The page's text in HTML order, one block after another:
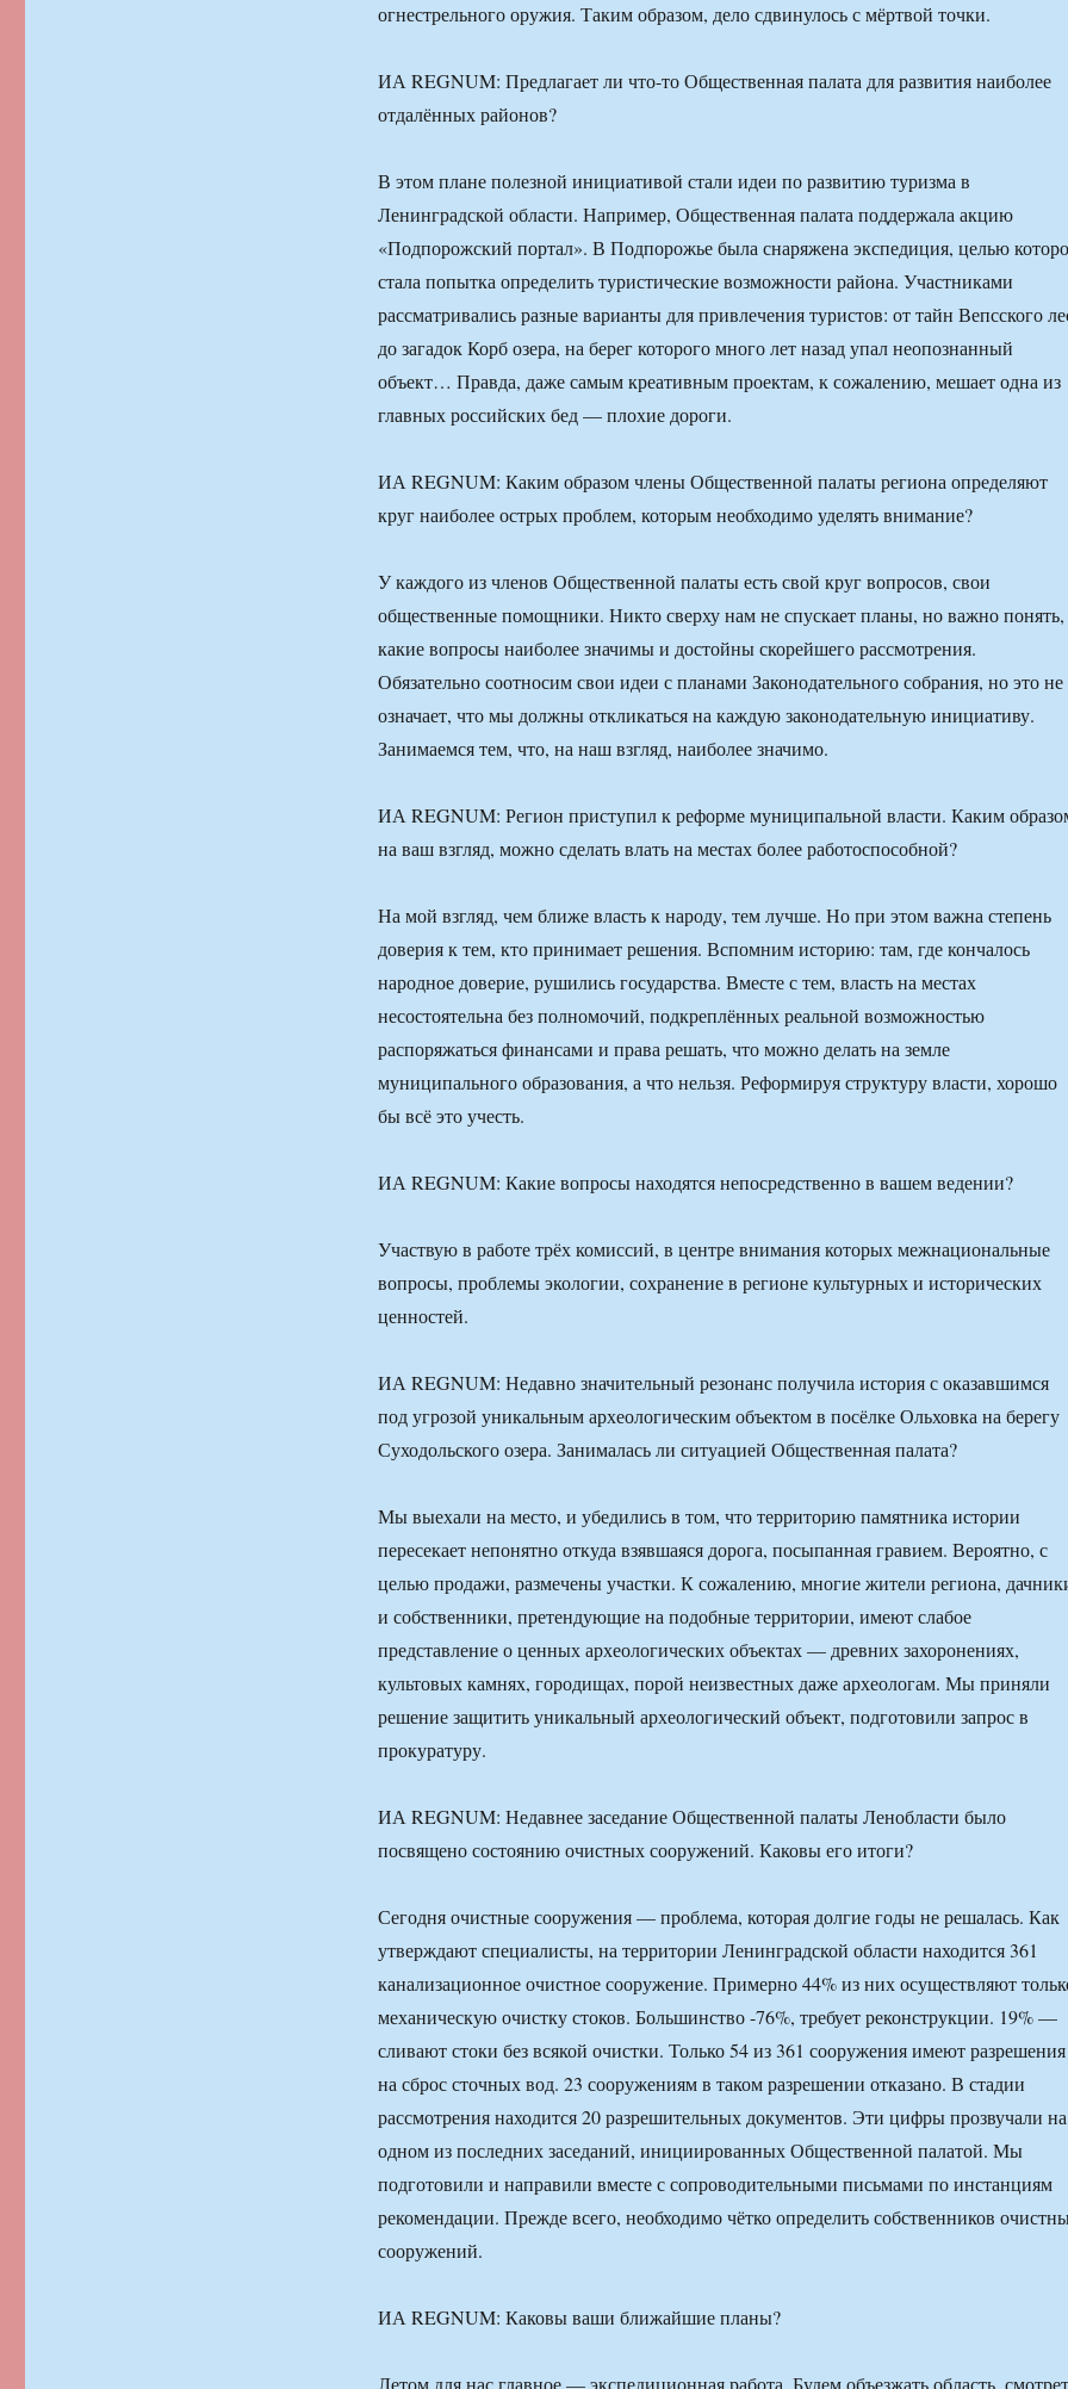
огнестрельного оружия. Таким образом, дело сдвинулось с мёртвой точки.
ИА REGNUM: Предлагает ли что-то Общественная палата для развития наиболее
отдалённых районов?
В этом плане полезной инициативой стали идеи по развитию туризма в
Ленинградской области. Например, Общественная палата поддержала акцию
«Подпорожский портал». В Подпорожье была снаряжена экспедиция, целью
стала попытка определить туристические возможности района. Участниками
рассматривались разные варианты для привлечения туристов: от тайн Вепсского
до загадок Корб озера, на берег которого много лет назад упал неопознанный
объект… Правда, даже самым креативным проектам, к сожалению, мешает одна из
главных российских бед — плохие дороги.
ИА REGNUM: Каким образом члены Общественной палаты региона определяют
круг наиболее острых проблем, которым необходимо уделять внимание?
У каждого из членов Общественной палаты есть свой круг вопросов, свои
общественные помощники. Никто сверху нам не спускает планы, но важно понять,
какие вопросы наиболее значимы и достойны скорейшего рассмотрения.
Обязательно соотносим свои идеи с планами Законодательного собрания, но это не
означает, что мы должны откликаться на каждую законодательную инициативу.
Занимаемся тем, что, на наш взгляд, наиболее значимо.
ИА REGNUM: Регион приступил к реформе муниципальной власти. Каким
на ваш взгляд, можно сделать влать на местах более работоспособной?
На мой взгляд, чем ближе власть к народу, тем лучше. Но при этом важна степень
доверия к тем, кто принимает решения. Вспомним историю: там, где кончалось
народное доверие, рушились государства. Вместе с тем, власть на местах
несостоятельна без полномочий, подкреплённых реальной возможностью
распоряжаться финансами и права решать, что можно делать на земле
муниципального образования, а что нельзя. Реформируя структуру власти, хорошо
бы всё это учесть.
ИА REGNUM: Какие вопросы находятся непосредственно в вашем ведении?
Участвую в работе трёх комиссий, в центре внимания которых межнациональные
вопросы, проблемы экологии, сохранение в регионе культурных и исторических
ценностей.
ИА REGNUM: Недавно значительный резонанс получила история с оказавшимся
под угрозой уникальным археологическим объектом в посёлке Ольховка на берегу
Суходольского озера. Занималась ли ситуацией Общественная палата?
Мы выехали на место, и убедились в том, что территорию памятника истории
пересекает непонятно откуда взявшаяся дорога, посыпанная гравием. Вероятно, с
целью продажи, размечены участки. К сожалению, многие жители региона,
и собственники, претендующие на подобные территории, имеют слабое
представление о ценных археологических объектах — древних захоронениях,
культовых камнях, городищах, порой неизвестных даже археологам. Мы приняли
решение защитить уникальный археологический объект, подготовили запрос в
прокуратуру.
ИА REGNUM: Недавнее заседание Общественной палаты Ленобласти было
посвящено состоянию очистных сооружений. Каковы его итоги?
Сегодня очистные сооружения — проблема, которая долгие годы не решалась. Как
утверждают специалисты, на территории Ленинградской области находится 361
канализационное очистное сооружение. Примерно 44% из них осуществляют
механическую очистку стоков. Большинство -76%, требует реконструкции. 19% —
сливают стоки без всякой очистки. Только 54 из 361 сооружения имеют разрешения
на сброс сточных вод. 23 сооружениям в таком разрешении отказано. В стадии
рассмотрения находится 20 разрешительных документов. Эти цифры прозвучали на
одном из последних заседаний, инициированных Общественной палатой. Мы
подготовили и направили вместе с сопроводительными письмами по инстанциям
рекомендации. Прежде всего, необходимо чётко определить собственников
сооружений.
ИА REGNUM: Каковы ваши ближайшие планы?